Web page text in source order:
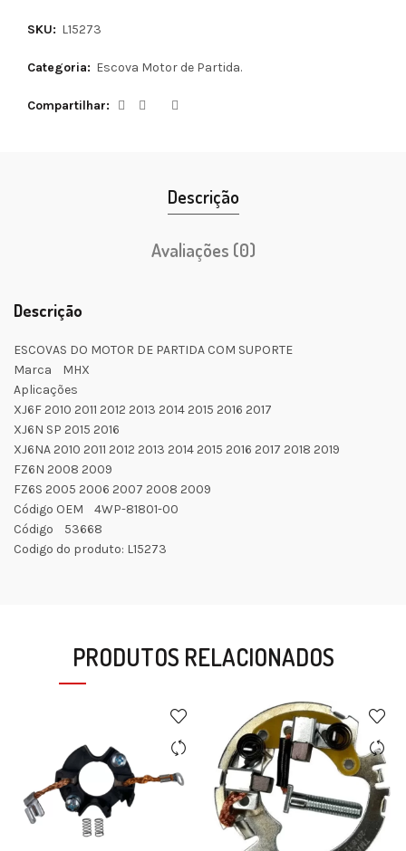
SKU: L15273
Categoria: Escova Motor de Partida.
Compartilhar
Descrição
Avaliações (0)
Descrição
ESCOVAS DO MOTOR DE PARTIDA COM SUPORTE
Marca MHX
Aplicações
XJ6F 2010 2011 2012 2013 2014 2015 2016 2017
XJ6N SP 2015 2016
XJ6NA 2010 2011 2012 2013 2014 2015 2016 2017 2018 2019
FZ6N 2008 2009
FZ6S 2005 2006 2007 2008 2009
Código OEM 4WP-81801-00
Código 53668
Codigo do produto: L15273
PRODUTOS RELACIONADOS